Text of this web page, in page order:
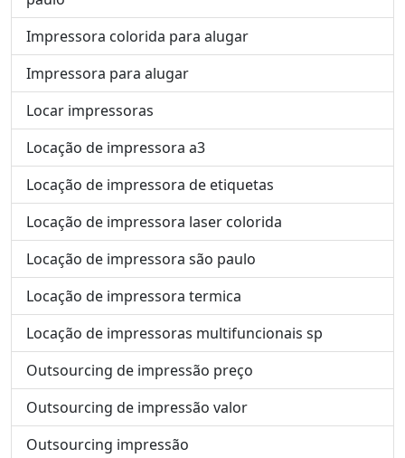
Impressora colorida para alugar
Impressora para alugar
Locar impressoras
Locação de impressora a3
Locação de impressora de etiquetas
Locação de impressora laser colorida
Locação de impressora são paulo
Locação de impressora termica
Locação de impressoras multifuncionais sp
Outsourcing de impressão preço
Outsourcing de impressão valor
Outsourcing impressão